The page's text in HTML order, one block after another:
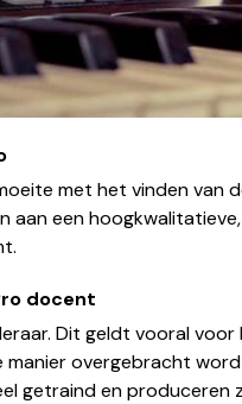
met het vinden
aan een
docent
Dit geldt vooral
manier overgebracht
getraind en produceren